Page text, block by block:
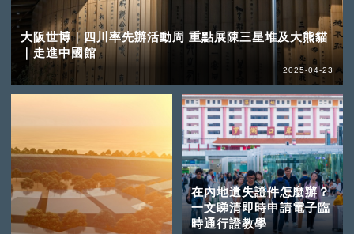
大阪世博｜四川率先辦活動周 重點展陳三星堆及大熊貓
｜走進中國館
2025-04-23
在內地遺失證件怎麼辦？
一文睇清即時申請電子臨
時通行證教學